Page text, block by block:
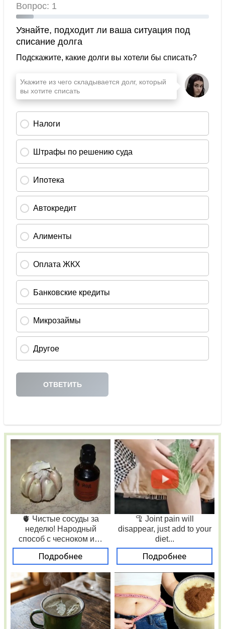
🫀 Чистые сосуды за
неделю! Народный
способ с чесноком и…
Подробнее
🦿 Joint pain will
disappear, just add to your
diet...
Подробнее